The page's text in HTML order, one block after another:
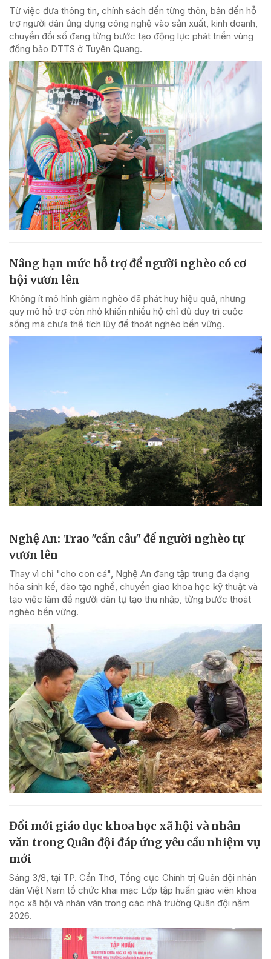
Từ việc đưa thông tin, chính sách đến từng thôn, bản đến hỗ
trợ người dân ứng dụng công nghệ vào sản xuất, kinh doanh,
chuyển đổi số đang từng bước tạo động lực phát triển vùng
đồng bào DTTS ở Tuyên Quang.
Nâng hạn mức hỗ trợ để người nghèo có cơ
hội vươn lên
Không ít mô hình giảm nghèo đã phát huy hiệu quả, nhưng
quy mô hỗ trợ còn nhỏ khiến nhiều hộ chỉ đủ duy trì cuộc
sống mà chưa thể tích lũy để thoát nghèo bền vững.
Nghệ An: Trao "cần câu" để người nghèo tự
vươn lên
Thay vì chỉ "cho con cá", Nghệ An đang tập trung đa dạng
hóa sinh kế, đào tạo nghề, chuyển giao khoa học kỹ thuật và
tạo việc làm để người dân tự tạo thu nhập, từng bước thoát
nghèo bền vững.
Đổi mới giáo dục khoa học xã hội và nhân
văn trong Quân đội đáp ứng yêu cầu nhiệm vụ
mới
Sáng 3/8, tại TP. Cần Thơ, Tổng cục Chính trị Quân đội nhân
dân Việt Nam tổ chức khai mạc Lớp tập huấn giáo viên khoa
học xã hội và nhân văn trong các nhà trường Quân đội năm
2026.